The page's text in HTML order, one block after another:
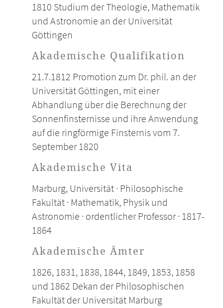
1810 Studium der Theologie, Mathematik
und Astronomie an der Universität
Göttingen
Akademische Qualifikation
21.7.1812 Promotion zum Dr. phil. an der
Universität Göttingen, mit einer
Abhandlung über die Berechnung der
Sonnenfinsternisse und ihre Anwendung
auf die ringförmige Finsternis vom 7.
September 1820
Akademische Vita
Marburg, Universität · Philosophische
Fakultät · Mathematik, Physik und
Astronomie · ordentlicher Professor · 1817-
1864
Akademische Ämter
1826, 1831, 1838, 1844, 1849, 1853, 1858
und 1862 Dekan der Philosophischen
Fakultät der Universität Marburg